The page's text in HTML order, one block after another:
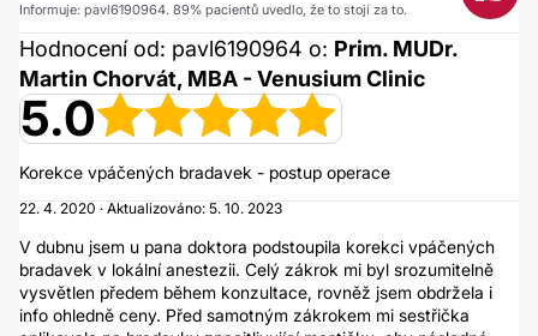
Informuje: pavl6190964. 89% pacientů uvedlo, že to stojí za to.
Hodnocení od: pavl6190964 o: Prim. MUDr.
Martin Chorvát, MBA - Venusium Clinic
5.0
Korekce vpáčených bradavek - postup operace
22. 4. 2020 · Aktualizováno: 5. 10. 2023
V dubnu jsem u pana doktora podstoupila korekci vpáčených
bradavek v lokální anestezii. Celý zákrok mi byl srozumitelně
vysvětlen předem během konzultace, rovněž jsem obdržela i
info ohledně ceny. Před samotným zákrokem mi sestřička